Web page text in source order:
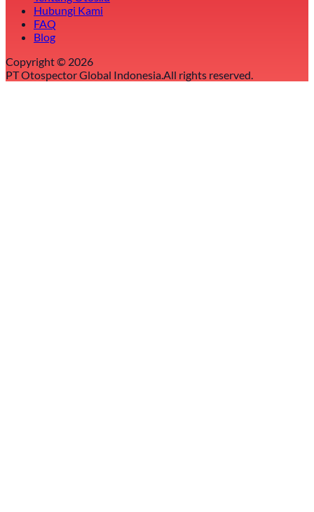
Hubungi Kami
FAQ
Blog
Copyright © 2026
PT Otospector Global Indonesia.All rights reserved.